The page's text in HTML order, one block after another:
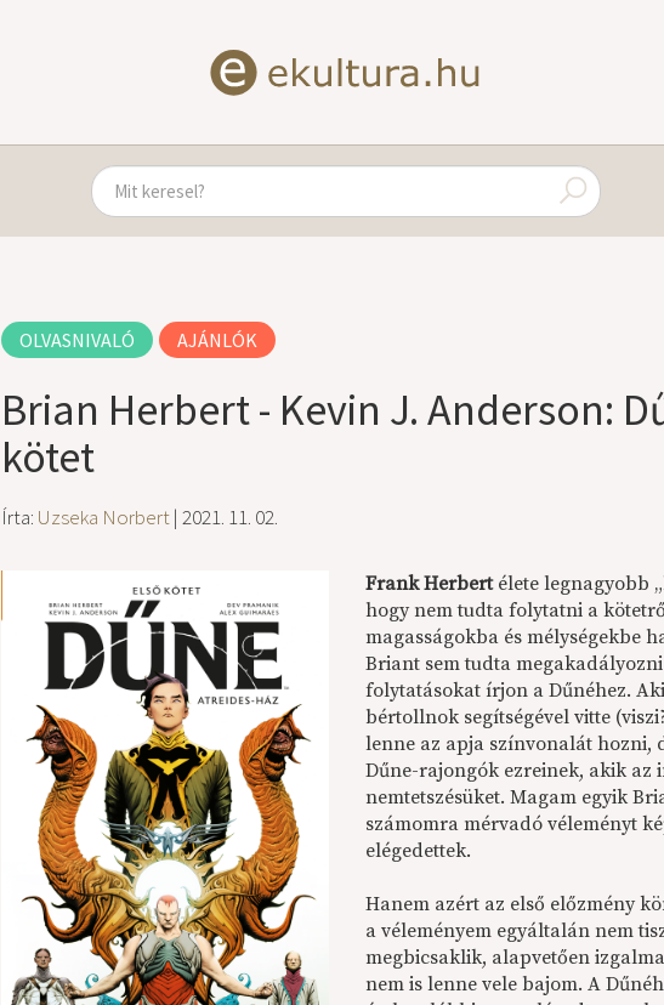
OLVASNIVALÓ AJÁNLÓK
Brian Herbert - Kevin J. Anderson:
kötet
Írta: Uzseka Norbert| 2021. 11. 02.
Frank Herbertélete legnagyobb
hogy nem tudta folytatni a
magasságokba és mélységekbe
Briant sem tudta
folytatásokat írjon a Dűnéhez.
bértollnok segítségével vitte
lenne az apja színvonalát hozni,
Dűne-rajongók ezreinek, akik az
nemtetszésüket. Magam egyik
számomra mérvadó véleményt
elégedettek.
Hanem azért az első előzmény
a véleményem egyáltalán nem
megbicsaklik, alapvetően
nem is lenne vele bajom. A